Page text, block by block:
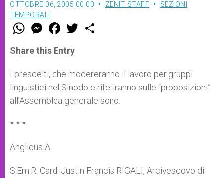
OTTOBRE 06, 2005 00:00 ZENIT STAFF
SEZIONI
TEMPORALI
W
t
s
p
p
M
e
s
e
g
e
r
F
a
e
b
o
k
w
r
Share this Entry
I prescelti, che modereranno il lavoro per gruppi
linguistici nel Sinodo e riferiranno sulle “proposizioni”
all’Assemblea generale sono.
* * *
Anglicus A
S.Em.R. Card. Justin Francis RIGALI, Arcivescovo di